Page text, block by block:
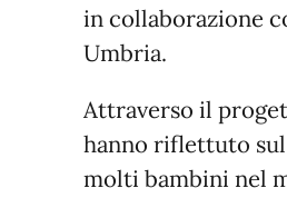
in collaborazione
Umbria.
Attraverso il
hanno riflettuto
molti bambini nel